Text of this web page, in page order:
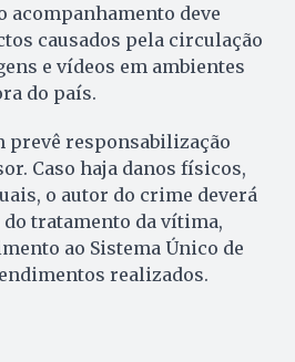
acompanhamento deve
causados pela circulação
e vídeos em ambientes
do país.
prevê responsabilização
Caso haja danos físicos,
o autor do crime deverá
tratamento da vítima,
ao Sistema Único de
realizados.